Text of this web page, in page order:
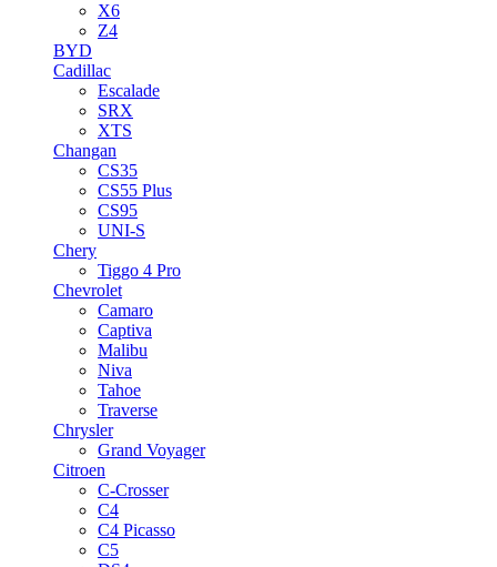
X6
Z4
BYD
Cadillac
Escalade
SRX
XTS
Changan
CS35
CS55 Plus
CS95
UNI-S
Chery
Tiggo 4 Pro
Chevrolet
Camaro
Captiva
Malibu
Niva
Tahoe
Traverse
Chrysler
Grand Voyager
Citroen
C-Crosser
C4
C4 Picasso
C5